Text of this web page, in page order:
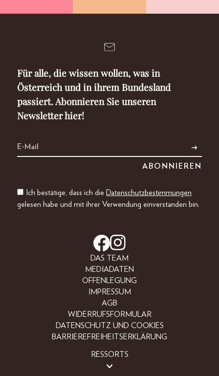
Für alle, die wissen wollen, was in
Österreich und in ihrem Bundesland
passiert. Abonnieren Sie unseren
Newsletter hier!
Ich bestätige, dass ich die Datenschutzbestimmungen
gelesen habe und mit ihrer Verwendung einverstanden bin.
DAS TEAM
MEDIADATEN
OFFENLEGUNG
IMPRESSUM
AGB
WIDERRUFSFORMULAR
DATENSCHUTZ UND COOKIES
BARRIEREFREIHEITSERKLÄRUNG
RESSORTS